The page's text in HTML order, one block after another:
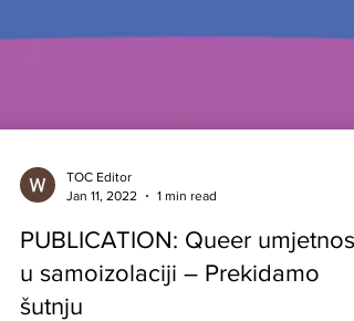
Jan 11, 2022
1 min read
PUBLICATION: Queer umjetnost
u samoizolaciji – Prekidamo